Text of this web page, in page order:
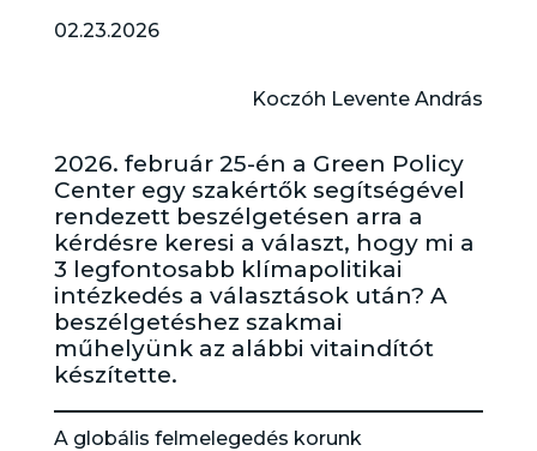
02.23.2026
Koczóh Levente András
2026. február 25-én a Green Policy
Center egy szakértők segítségével
rendezett beszélgetésen arra a
kérdésre keresi a választ, hogy mi a
3 legfontosabb klímapolitikai
intézkedés a választások után? A
beszélgetéshez szakmai
műhelyünk az alábbi vitaindítót
készítette.
A globális felmelegedés korunk